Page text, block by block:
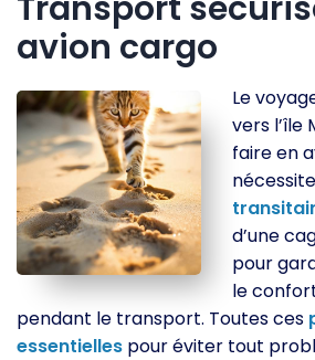
avion cargo
Le
vers l’île
faire en
nécessite
d’une
pour
le
pendant le transport. Toutes ces
essentielles pour éviter tout